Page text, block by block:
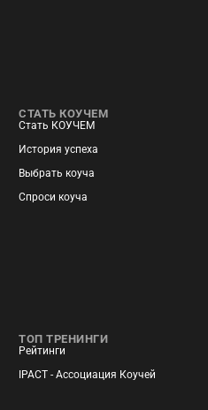
СТАТЬ КОУЧЕМ
Стать КОУЧЕМ
История успеха
Выбрать коуча
Спроси коуча
ТОП ТРЕНИНГИ
Рейтинги
IPACT - Ассоциация Коучей